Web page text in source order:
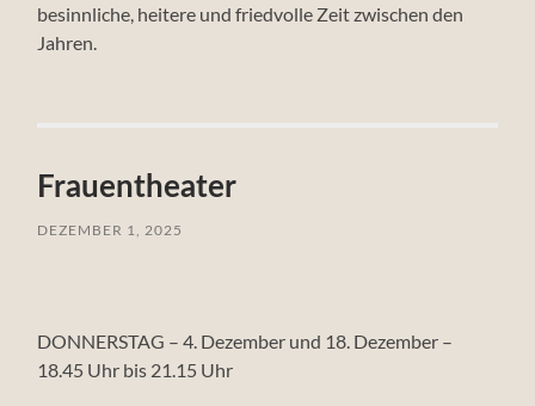
besinnliche, heitere und friedvolle Zeit zwischen den
Jahren.
Frauentheater
DEZEMBER 1, 2025
DONNERSTAG – 4. Dezember und 18. Dezember –
18.45 Uhr bis 21.15 Uhr